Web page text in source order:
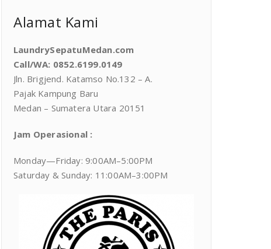
Alamat Kami
LaundrySepatuMedan.com
Call/WA: 0852.6199.0149
Jln. Brigjend. Katamso No.132 – A.
Pajak Kampung Baru
Medan – Sumatera Utara 20151
Jam Operasional :
Monday—Friday: 9:00AM–5:00PM
Saturday & Sunday: 11:00AM–3:00PM